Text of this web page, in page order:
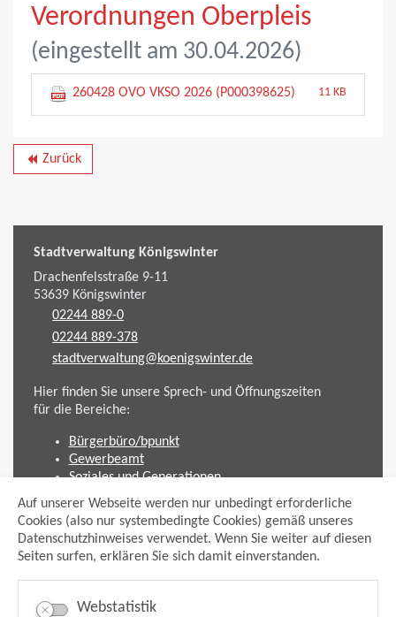
Auf unserer Webseite werden nur unbedingt erforderliche
Cookies (also nur systembedingte Cookies) gemäß unseres
Datenschutzhinweises verwendet. Wenn Sie weiter auf diesen
Seiten surfen, erklären Sie sich damit einverstanden.
Webstatistik
Verordnungen Oberpleis
(eingestellt am 30.04.2026)
260428 OVO VKSO 2026 (P000398625) 11 KB
backward Zurück
Stadtverwaltung Königswinter
Drachenfelsstraße 9-11
53639Königswinter
02244 889-0
02244 889-378
stadtverwaltung@koenigswinter.de
Hier finden Sie unsere Sprech- und Öffnungszeiten
für die Bereiche:
Bürgerbüro/bpunkt
Gewerbeamt
Soziales und Generationen
Standesamt
Friedhofsverwaltung
Planen und Bauen (Bauamt)
Impressum
Datenschutzhinweis
Sitemap